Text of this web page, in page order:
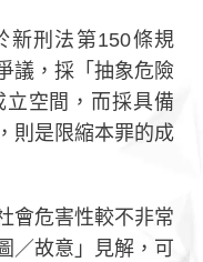
新刑法第150條規
議，採「抽象危險
空間，而採具備
則是限縮本罪的成
會危害性較不非常
／故意」見解，可